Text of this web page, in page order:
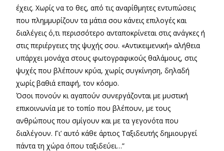
έχεις. Χωρίς να το θες, από τις αναρίθμητες εντυπώσεις
που πλημμυρίζουν τα μάτια σου κάνεις επιλογές και
διαλέγεις ό,τι περισσότερο ανταποκρίνεται στις ανάγκες ή
στις περιέργειες της ψυχής σου. «Αντικειμενική» αλήθεια
υπάρχει μονάχα στους φωτογραφικούς θαλάμους, στις
ψυχές που βλέπουν κρύα, χωρίς συγκίνηση, δηλαδή
χωρίς βαθιά επαφή, τον κόσμο.
Όσοι πονούν κι αγαπούν συνεργάζονται με μυστική
επικοινωνία με το τοπίο που βλέπουν, με τους
ανθρώπους που σμίγουν και με τα γεγονότα που
διαλέγουν. Γι’ αυτό κάθε άρτιος Ταξιδευτής δημιουργεί
πάντα τη χώρα όπου ταξιδεύει…”